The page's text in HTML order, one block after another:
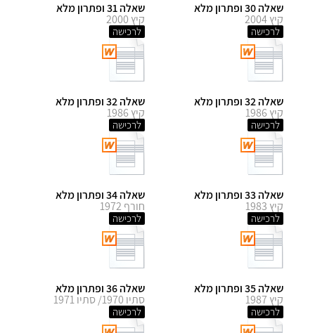
שאלה 30 ופתרון מלא
קיץ 2004
לרכישה
שאלה 31 ופתרון מלא
קיץ 2000
לרכישה
שאלה 32 ופתרון מלא
קיץ 1986
לרכישה
שאלה 32 ופתרון מלא
קיץ 1986
לרכישה
שאלה 33 ופתרון מלא
קיץ 1983
לרכישה
שאלה 34 ופתרון מלא
חורף 1972
לרכישה
שאלה 35 ופתרון מלא
קיץ 1987
לרכישה
שאלה 36 ופתרון מלא
סתיו 1970/ סתיו 1971
לרכישה